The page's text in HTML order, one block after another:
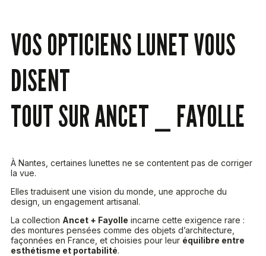
VOS OPTICIENS LUNET VOUS
DISENT
TOUT SUR ANCET _ FAYOLLE
À Nantes, certaines lunettes ne se contentent pas de corriger
la vue.
Elles traduisent une vision du monde, une approche du
design, un engagement artisanal.
La collection Ancet + Fayolle incarne cette exigence rare :
des montures pensées comme des objets d’architecture,
façonnées en France, et choisies pour leur équilibre entre
esthétisme et portabilité.